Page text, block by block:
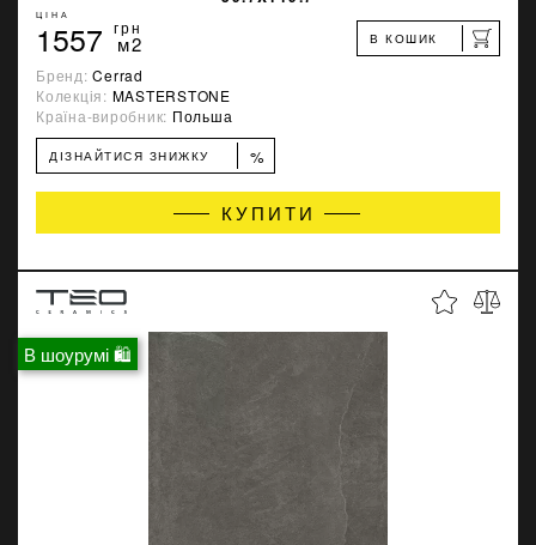
ЦІНА
1557 грн
м2 В КОШИК
Бренд:Cerrad
Колекція: MASTERSTONE
Країна-виробник: Польша
ДІЗНАЙТИСЯ ЗНИЖКУ %
КУПИТИ
В шоурумі 🛍